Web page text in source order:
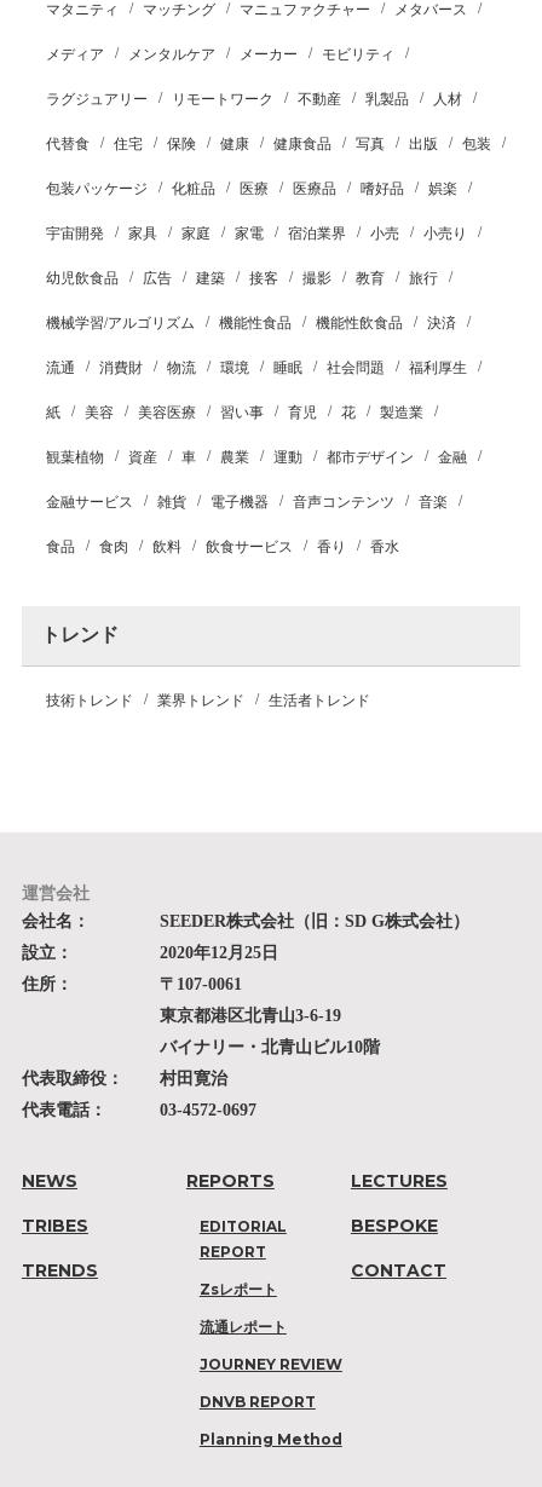
マタニティ マッチング マニュファクチャー メタバース
メディア メンタルケア メーカー モビリティ
ラグジュアリー リモートワーク 不動産 乳製品 人材
代替食 住宅 保険 健康 健康食品 写真 出版 包装
包装パッケージ 化粧品 医療 医療品 嗜好品 娯楽
宇宙開発 家具 家庭 家電 宿泊業界 小売 小売り
幼児飲食品 広告 建築 接客 撮影 教育 旅行
機械学習/アルゴリズム 機能性食品 機能性飲食品 決済
流通 消費財 物流 環境 睡眠 社会問題 福利厚生
紙 美容 美容医療 習い事 育児 花 製造業
観葉植物 資産 車 農業 運動 都市デザイン 金融
金融サービス 雑貨 電子機器 音声コンテンツ 音楽
食品 食肉 飲料 飲食サービス 香り 香水
トレンド
技術トレンド 業界トレンド 生活者トレンド
運営会社
会社名：
SEEDER株式会社（旧：SD G株式会社）
設立：
2020年12月25日
住所：
〒107-0061
東京都港区北青山3-6-19
バイナリー・北青山ビル10階
代表取締役：
村田寛治
代表電話：
03-4572-0697
NEWS
TRIBES
TRENDS
REPORTS
EDITORIAL
REPORT
Zsレポート
流通レポート
JOURNEY REVIEW
DNVB REPORT
Planning Method
LECTURES
BESPOKE
CONTACT